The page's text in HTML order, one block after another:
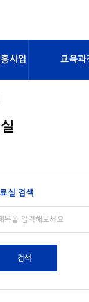
사업 교육과
실 검색
검색